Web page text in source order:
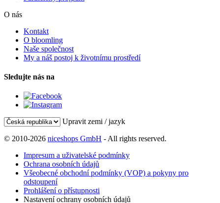
O nás
Kontakt
O bloomling
Naše společnost
My a náš postoj k životnímu prostředí
Sledujte nás na
Upravit zemi / jazyk
© 2010-2026 niceshops GmbH - All rights reserved.
Impresum a uživatelské podmínky
Ochrana osobních údajů
Všeobecné obchodní podmínky (VOP) a pokyny pro
odstoupení
Prohlášení o přístupnosti
Nastavení ochrany osobních údajů